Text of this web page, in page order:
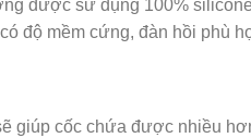
được sử dụng 100%
độ mềm cứng, đàn hồi phù
giúp cốc chứa được nhiều